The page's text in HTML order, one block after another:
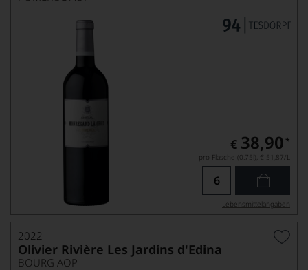
€ 38,90 *
pro Flasche (0.75l), € 51,87/L
Lebensmittel­angaben
2022
Olivier Rivière Les Jardins d'Edina
BOURG AOP